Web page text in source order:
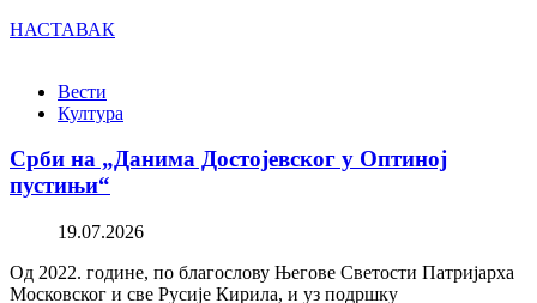
НАСТАВАК
Вести
Култура
Срби на „Данима Достојевског у Оптиној
пустињи“
19.07.2026
Од 2022. године, по благослову Његове Светости Патријарха
Московског и све Русије Кирила, и уз подршку